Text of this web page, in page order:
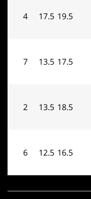
17.5
4
13.5
7
13.5
2
12.5
6